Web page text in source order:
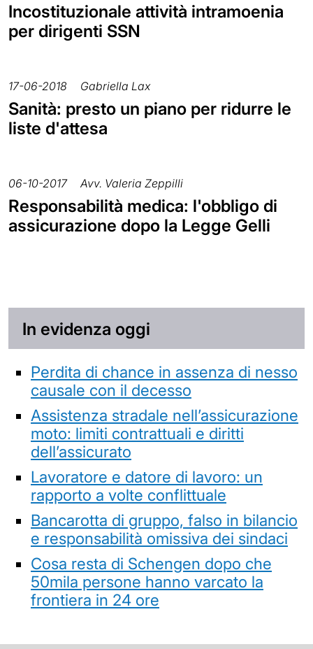
Incostituzionale attività intramoenia
per dirigenti SSN
17-06-2018 Gabriella Lax
Sanità: presto un piano per ridurre le
liste d'attesa
06-10-2017 Avv. Valeria Zeppilli
Responsabilità medica: l'obbligo di
assicurazione dopo la Legge Gelli
In evidenza oggi
Perdita di chance in assenza di nesso
causale con il decesso
Assistenza stradale nell’assicurazione
moto: limiti contrattuali e diritti
dell’assicurato
Lavoratore e datore di lavoro: un
rapporto a volte conflittuale
Bancarotta di gruppo, falso in bilancio
e responsabilità omissiva dei sindaci
Cosa resta di Schengen dopo che
50mila persone hanno varcato la
frontiera in 24 ore